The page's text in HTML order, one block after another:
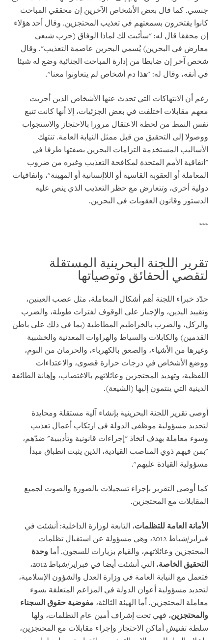
جنسي. كما قال بعض الأشخاص الآخرين إن محققي المباحث
كانوا يفتخرون بسمعتهم في تعذيب المحتجزين. وقال أحد هؤلاء
إن محققا قال له: "سأثبت لك لماذا الوفاق (حزب شيعي
معارض في البحرين) يُسمي البحرين عاصمة التعذيب". وقال
شخص آخر إن ضابطا من إدارة المباحث الجنائية وضع له شيئا
في أنفه، وقال له: "هذا دم أشخاص لم يتعاونوا معنا".
رغم أن الانتهاكات التي تحدث عنها الأشخاص الذين أجريت
معهم مقابلات اختلفت في بعض الجزئيات، إلا أنها كانت تتبع
نفس النمط من لحظة الاعتقال مرورا بالاحتجاز والاستجواب
ووصولا إلى التحقيق من قبل ممثل النيابة العامة. تنتهك
الأساليب المستخدمة التزامات البحرين بصفتها طرفا في
"اتفاقية الأمم المتحدة لمكافحة التعذيب وغيره من ضروب
المعاملة أو العقوبة القاسية أو اللاإنسانية أو المهينة"، واتفاقيات
دولية أخرى، وتتعارض مع حظر التعذيب الذي ينص عليه
الدستور وقانون العقوبات في البحرين.
***
تقرير اللجنة البحرينية المستقلة
لتقصي الحقائق وتوصياتها
حدّد خبراء اللجنة أهم أشكال المعاملة، مثل عصب العينين،
وتقييد اليدين، والإجبار على الوقوف لفترات طويلة، والضرب
والركل، والضرب بالخراطيم المطاطية (بما في ذلك على باطن
القدمين) والكابلات والسياط والهراوات المعدنية والخشبية
وغيرها من الأشياء، والصعق بالكهرباء، والحرمان من النوم،
ووضع الأشخاص في درجات حرارة قصوى، والاعتداءات
اللفظية، وتهديد المحتجزين وعائلاتهم بالاغتصاب، وإهانة الطائفة
الدينية التي ينتمون إليها (الشيعة).
أوصى تقرير اللجنة البحرينية بإنشاء آلية مستقلة ومحايدة
لتحديد مسؤولية موظفي الدولة في ارتكاب أعمال تعذيب
وسوء معاملة بهدف اتخاذ "إجراءات قانونية وتأديبية" ضدّهم،
"بمن فيهم ذوي المناصب القيادية، الذين يثبت انطباق مبدأ
مسؤولية القيادة عليهم".
كما أوصى التقرير بإجراء تسجيلات بالصورة والصوت لجميع
المقابلات مع المحتجزين.
الأمانة العامة للتظلمات، التابعة لوزارة الداخلية: أنشئت في
فبراير/شباط 2012، وهي مسؤولة عن استقبال تظلمات
المحتجزين وعائلاتهم، والقيام بزيارات للسجون. أما وحدة
التحقيق الخاصة
، التي أنشئت أيضا في فبراير/شباط 2012،
فتعمل مع النيابة العامة في وزارة العدل والشؤون الإسلامية،
لتحديد مسؤولية أعوان الدولة في المزاعم المتعلقة بسوء
معاملة المحتجزين. أما الهيئة الثالثة، مفوضية حقوق السجناء
والمحتجزين، فهي تحت إشراف أمين عام التظلمات، ولها
سلطة تفتيش أماكن الاحتجاز وإجراء مقابلات مع المحتجزين،